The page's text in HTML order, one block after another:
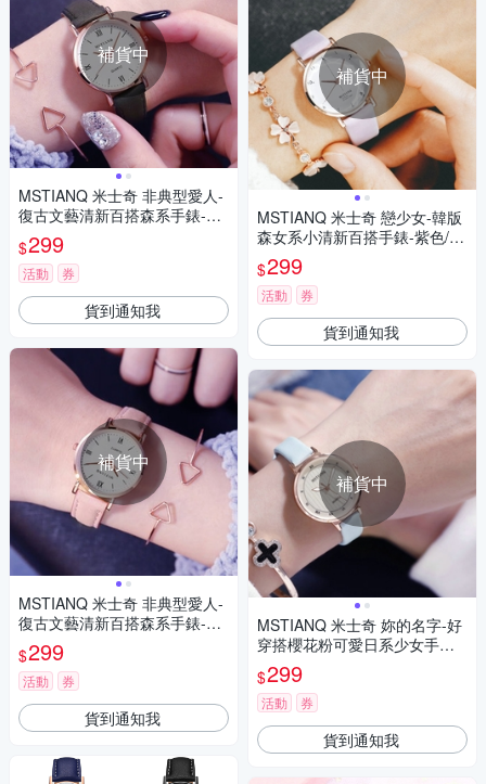
補貨中
MSTIANQ 米士奇 非典型愛人-
復古文藝清新百搭森系手錶-黑
色/30mm
$299
活動 券
貨到通知我
補貨中
MSTIANQ 米士奇 非典型愛人-
復古文藝清新百搭森系手錶-粉
紅色/30mm
$299
活動 券
貨到通知我
補貨中
MSTIANQ 米士奇 戀少女-韓版
森女系小清新百搭手錶-紫色/30
mm
$299
活動 券
貨到通知我
補貨中
MSTIANQ 米士奇 妳的名字-好
穿搭櫻花粉可愛日系少女手錶-
淺藍/30mm
$299
活動 券
貨到通知我